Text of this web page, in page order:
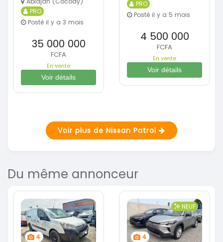
PRO
Posté il y a 3 mois
35 000 000
FCFA
En vente
Voir détails
PRO
Posté il y a 5 mois
4 500 000
FCFA
En vente
Voir détails
Voir plus de Nissan Patrol
Du même annonceur
4 4
NEUF